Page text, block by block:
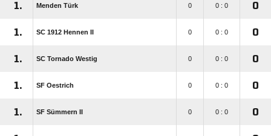
1. Menden Türk 0 0 : 0 0
1. SC 1912 Hennen II 0 0 : 0 0
1. SC Tornado Westig 0 0 : 0 0
1. SF Oestrich 0 0 : 0 0
1. SF Sümmern II 0 0 : 0 0